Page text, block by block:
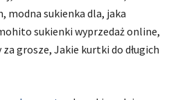
modna sukienka dla, jaka
sukienki wyprzedaż online,
grosze, Jakie kurtki do długich